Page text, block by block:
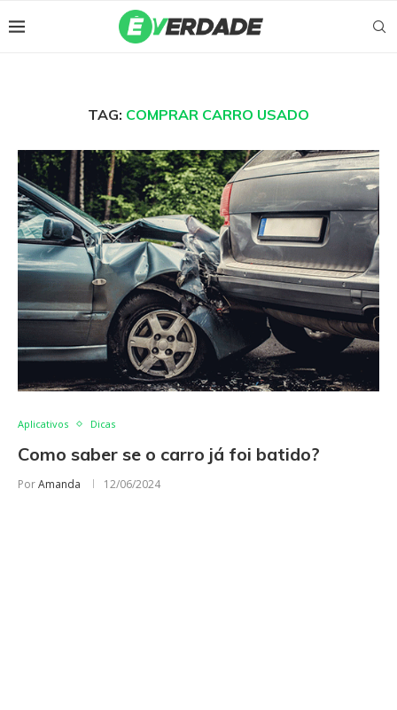
TAG: COMPRAR CARRO USADO
Aplicativos Dicas
Como saber se o carro já foi batido?
PorAmanda 12/06/2024